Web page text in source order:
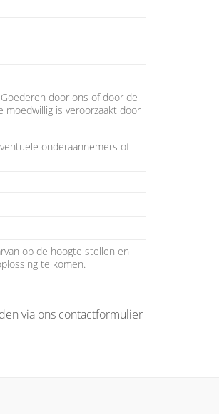
door ons of door de
moedwillig is veroorzaakt door
onderaannemers of
op de hoogte stellen en
te komen.
via ons contactformulier